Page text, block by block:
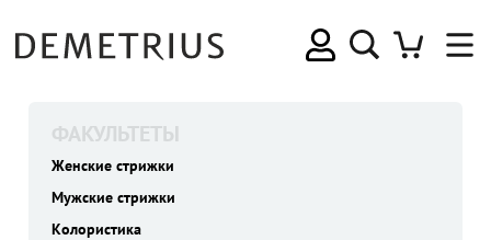
ФАКУЛЬТЕТЫ
Женские стрижки
Мужские стрижки
Колористика